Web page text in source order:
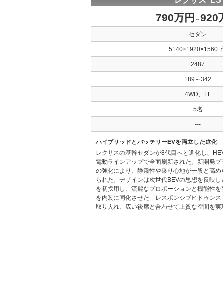
790万円 ～920
セダン
5140×1920×1560
2487
189～342
4WD、FF
5名
---
ハイブリッドとバッテリーEVを両立した進化
レクサスの基幹セダンが8代目へと進化し、
電動ラインアップで全面刷新された。新開発
の強化により、静粛性や乗り心地が一段と高
られた。デザインは次世代BEVの思想を反映
を初採用し、流麗なプロポーションと機能性
を内装に同化させた「レスポンシブヒドゥン
取り入れ、広い後席と合わせて上質な空間を